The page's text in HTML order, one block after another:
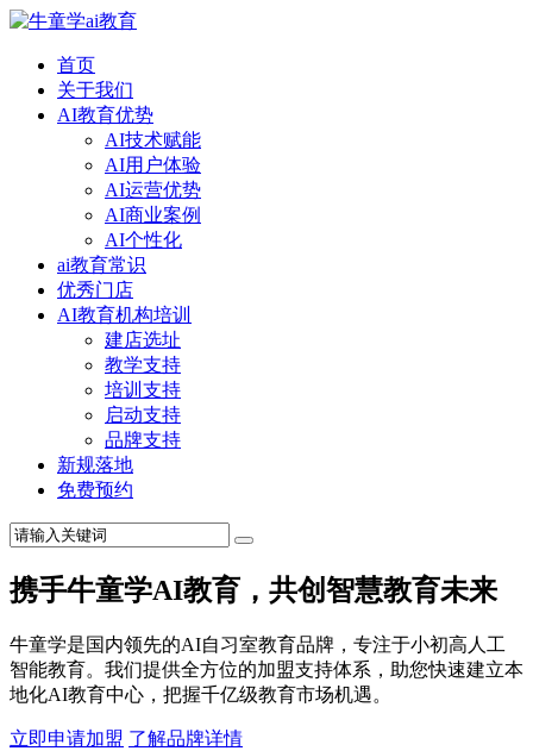
首页
关于我们
AI教育优势
AI技术赋能
AI用户体验
AI运营优势
AI商业案例
AI个性化
ai教育常识
优秀门店
AI教育机构培训
建店选址
教学支持
培训支持
启动支持
品牌支持
新规落地
免费预约
携手牛童学AI教育，共创智慧教育未来
牛童学是国内领先的AI自习室教育品牌，专注于小初高人工
智能教育。我们提供全方位的加盟支持体系，助您快速建立本
地化AI教育中心，把握千亿级教育市场机遇。
立即申请加盟 了解品牌详情